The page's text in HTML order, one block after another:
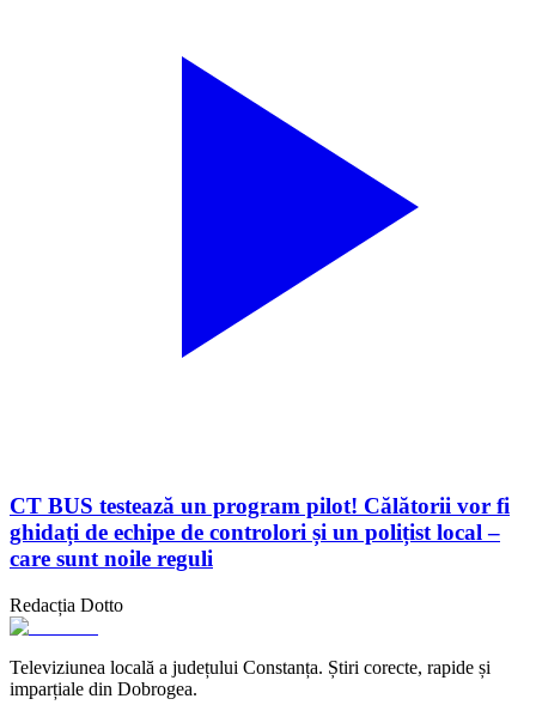
CT BUS testează un program pilot! Călătorii vor fi
ghidați de echipe de controlori și un polițist local –
care sunt noile reguli
Redacția Dotto
Televiziunea locală a județului Constanța. Știri corecte, rapide și
imparțiale din Dobrogea.